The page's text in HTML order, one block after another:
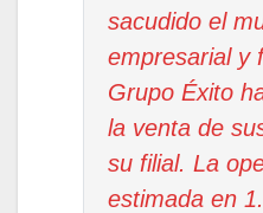
sacudido el
empresarial y
Grupo Éxito
la venta de
su filial. La
estimada en